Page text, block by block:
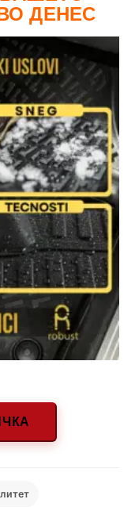
ДЕНЕС